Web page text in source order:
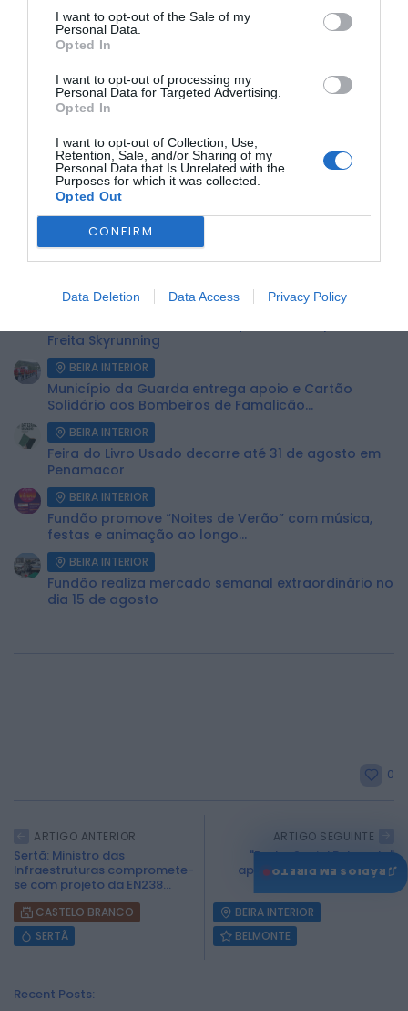
I want to opt-out of the Sale of my
Personal Data.
Opted In
I want to opt-out of processing my
Personal Data for Targeted Advertising.
Opted In
I want to opt-out of Collection, Use,
Retention, Sale, and/or Sharing of my
Personal Data that Is Unrelated with the
Purposes for which it was collected.
Opted Out
CONFIRM
Data Deletion Data Access Privacy Policy
eventos e ações promovidas tanto pelo Município como
pela Escola.
Os interessados em participar podem consultar o
Belmonte, em cm-belmonte.pt/mascotepna.
DESPORTO
Volta a Portugal chega hoje a Águeda com
BEIRA INTERIOR
Caria recebe Corrida de Carrinhos de Rolamentos
BEIRA INTERIOR
Freita Skyrunning
BEIRA INTERIOR
Município da Guarda entrega apoio e Cartão
Solidário aos Bombeiros de Famalicão...
BEIRA INTERIOR
Feira do Livro Usado decorre até 31 de agosto em
Penamacor
BEIRA INTERIOR
Fundão promove “Noites de Verão” com música,
festas e animação ao longo...
BEIRA INTERIOR
Fundão realiza mercado semanal extraordinário no
dia 15 de agosto
0
ARTIGO ANTERIOR
Sertã: Ministro das
Infraestruturas compromete-
se com projeto da EN238...
CASTELO BRANCO
SERTÃ
ARTIGO SEGUINTE
"Radar Social Belmonte"
apresenta-se como "Uma
BEIRA INTERIOR
BELMONTE
Recent Posts:
♫
RÁDIOS EM DIRETO